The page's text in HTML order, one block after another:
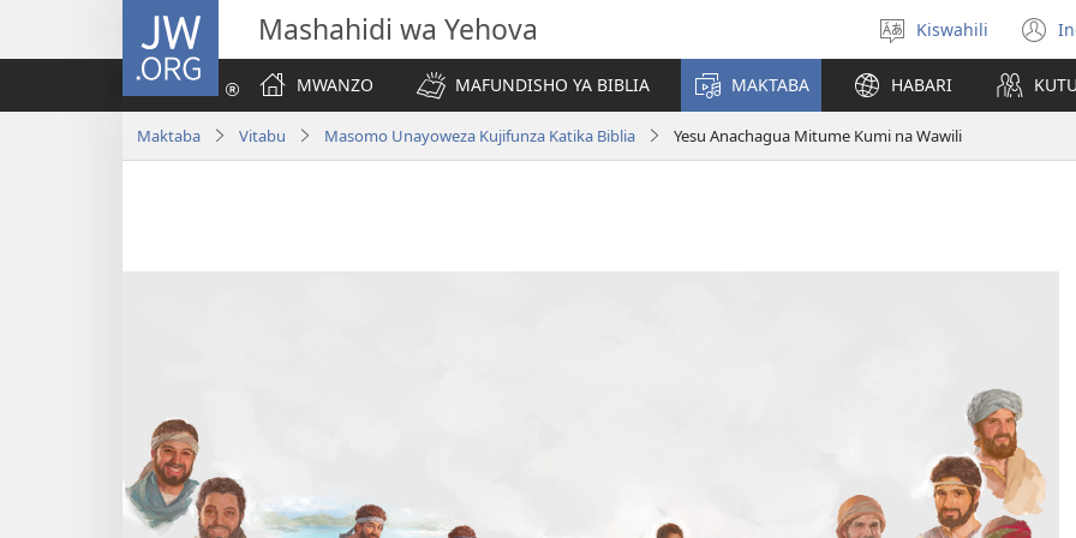
JW.ORG Mashahidi wa Yehova
Chagua
lugha
Kiswahili
MWANZO
MAFUNDISHO YA BIBLIA MAKTABA HABARI
Maktaba Vitabu Masomo Unayoweza Kujifunza Katika Biblia Yesu Anachagua Mitume Kumi na Wawili